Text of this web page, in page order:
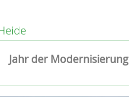
Jahr der Modernisierung